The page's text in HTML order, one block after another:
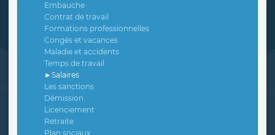
Embauche
Contrat de travail
Formations professionnelles
Congés et vacances
Maladie et accidents
Temps de travail
Salaires
Les sanctions
Démission
Licenciement
Retraite
Plan sociaux